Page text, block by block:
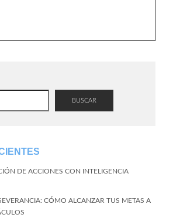
BUSCAR
DE ACCIONES CON INTELIGENCIA
CÓMO ALCANZAR TUS METAS A